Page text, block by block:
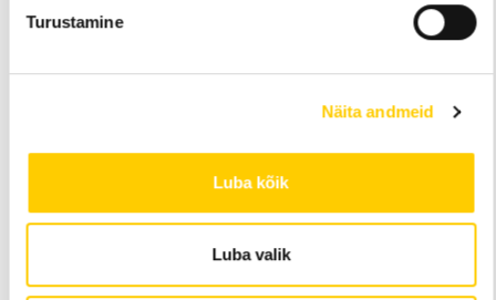
Turustamine
Näita andmeid
Luba kõik
Luba valik
Alfis EST OÜ kasutab SSL-turvasertifikaati veebisaidi töös,
serveri vahel, kus hoitakse veebisaidi kaudu saadud
võimaldab juurdepääsu Alfis EST OÜ sisemistele IT-
ISIKUANDMETE SÄILITAMINE
Isikuandmed vastuse saamiseks saabunud sõnumitele hoitakse kuni
andmesubjekt tühistab oma nõusoleku või väidab isikuandmete